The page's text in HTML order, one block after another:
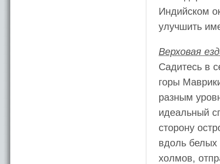
Индийском
улучшить
Верховая
Садитесь в
горы
разным
идеальный
сторону
вдоль
холмов,